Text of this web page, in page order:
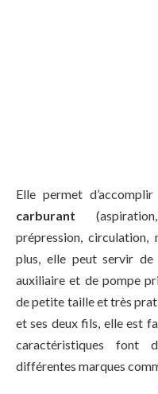
Elle permet d’accomplir
carburant
prépression,
plus, elle peut servir de
auxiliaire et de pompe
de petite taille et très
et ses deux fils, elle est
caractéristiques font
différentes marques